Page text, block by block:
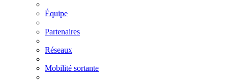
Équipe
Partenaires
Réseaux
Mobilité sortante